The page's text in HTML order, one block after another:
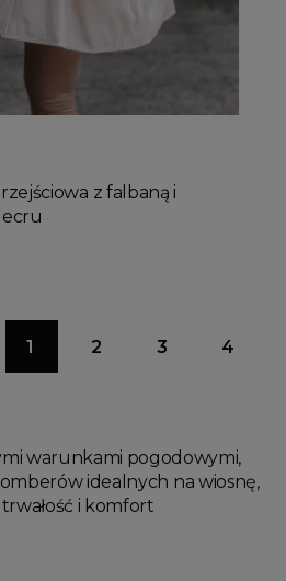
do koszyka
z falbaną i
1 2 3 4
warunkami pogodowymi,
idealnych na wiosnę,
i komfort